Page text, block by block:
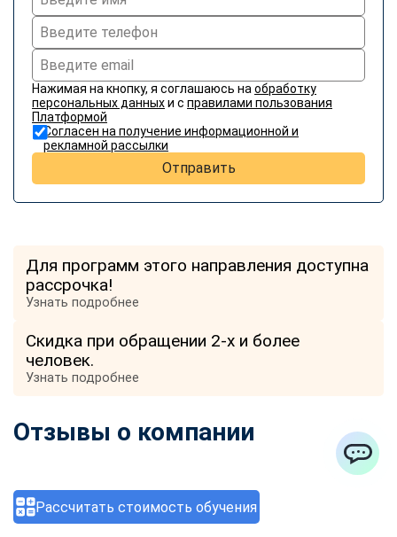
Рассчитать стоимость обучения
Нажимая на кнопку, я соглашаюсь на обработку
персональных данныхи с правилами пользования
Платформой
Согласен на получение информационной и
рекламной рассылки
Отправить
Для программ этого направления доступна
рассрочка!
Узнать подробнее
Скидка при обращении 2-х и более
человек.
Узнать подробнее
Отзывы о компании